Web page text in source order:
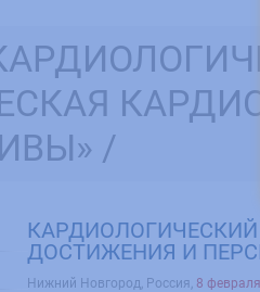
/
ДОСТИЖЕНИЯ И
Нижний Новгород, Россия, 8